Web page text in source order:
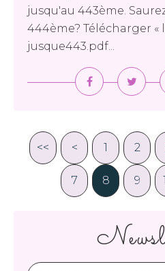
jusqu'au 443ème.
444ème? Télécharger
jusque443.pdf...
<< < 1 2
7 8 9